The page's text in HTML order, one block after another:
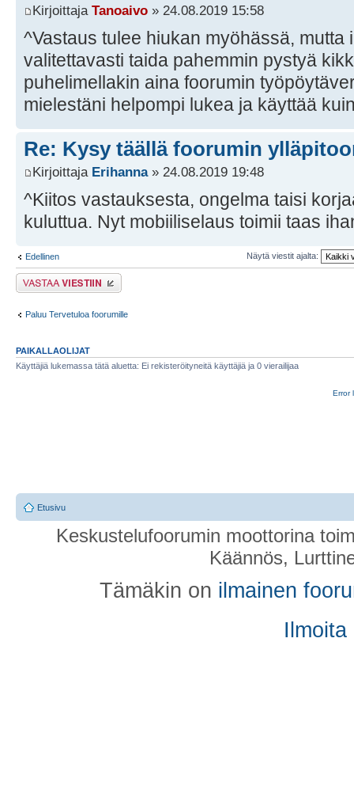
Kirjoittaja Tanoaivo » 24.08.2019 15:58
^Vastaus tulee hiukan myöhässä,
valitettavasti taida pahemmin pystyä
puhelimellakin aina foorumin
mielestäni helpompi lukea ja käyttää
Re: Kysy täällä foorumin
Kirjoittaja Erihanna» 24.08.2019 19:48
^Kiitos vastauksesta, ongelma taisi
kuluttua. Nyt mobiiliselaus toimii taas
Edellinen Näytä viestit ajalta:
Lähetä vastaus
Paluu Tervetuloa foorumille
PAIKALLAOLIJAT
Käyttäjiä lukemassa tätä aluetta: Ei rekisteröityneitä käyttäjiä ja 0 vierailijaa
Error
Etusivu
Keskustelufoorumin moottorina
Käännös,
Tämäkin on ilmainen